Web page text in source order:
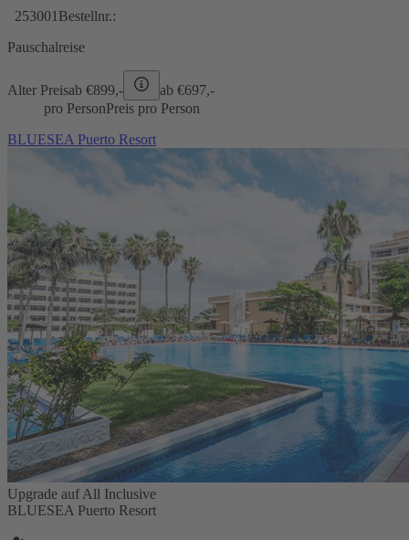
253001 Bestellnr.:
Pauschalreise
Alter Preisab €899,- ab €697,-
pro PersonPreis pro Person
BLUESEA Puerto Resort
Upgrade auf All Inclusive
BLUESEA Puerto Resort